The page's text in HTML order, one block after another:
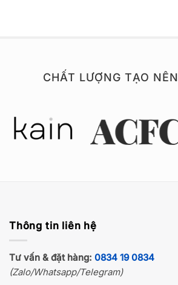
CHẤT LƯỢNG TẠO NÊN
Thông tin liên hệ
Tư vấn & đặt hàng: 0834 19 0834
(Zalo/Whatsapp/Telegram)